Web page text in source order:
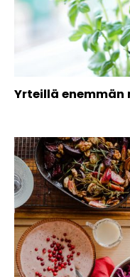
Yrteillä enemmän